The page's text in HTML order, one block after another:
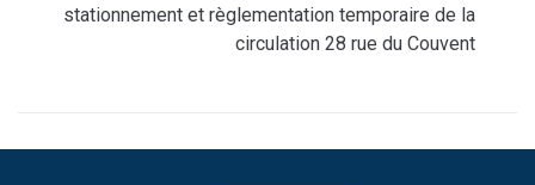
stationnement et règlementation temporaire de la
circulation 28 rue du Couvent